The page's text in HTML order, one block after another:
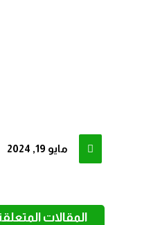
مايو 19, 2024
المقالات